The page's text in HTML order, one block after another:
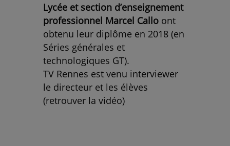
Lycée et section d’enseignement
professionnel Marcel Callo ont
obtenu leur diplôme en 2018 (en
Séries générales et
technologiques GT).
TV Rennes est venu interviewer
le directeur et les élèves
(retrouver la vidéo)